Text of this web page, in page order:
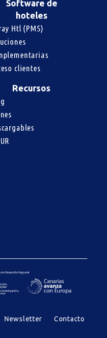
Software de
hoteles
Htl (PMS)
clientes
Recursos
Newsletter Contacto